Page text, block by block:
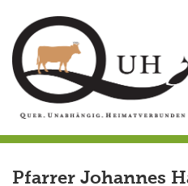
content
Pfarrer Johannes